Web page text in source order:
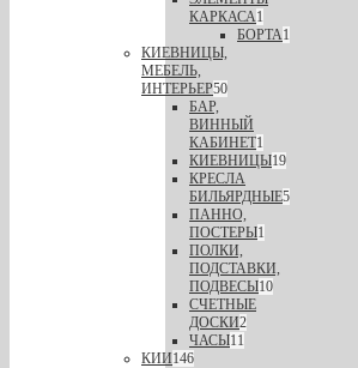
КАРКАСА1
БОРТА1
КИЕВНИЦЫ,
МЕБЕЛЬ,
ИНТЕРЬЕР50
БАР,
ВИННЫЙ
КАБИНЕТ1
КИЕВНИЦЫ19
КРЕСЛА
БИЛЬЯРДНЫЕ5
ПАННО,
ПОСТЕРЫ1
ПОЛКИ,
ПОДСТАВКИ,
ПОДВЕСЫ10
СЧЕТНЫЕ
ДОСКИ2
ЧАСЫ11
КИИ146